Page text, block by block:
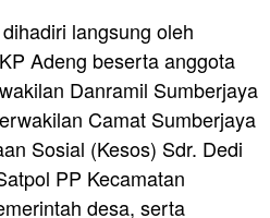
langsung oleh
Adeng beserta anggota
Danramil Sumberjaya
Camat Sumberjaya
Sosial (Kesos) Sdr. Dedi
PP Kecamatan
desa, serta